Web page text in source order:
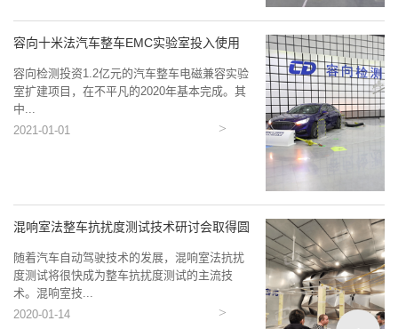
容向十米法汽车整车EMC实验室投入使用
容向检测投资1.2亿元的汽车整车电磁兼容实验
室扩建项目，在不平凡的2020年基本完成。其
中...
2021-01-01
混响室法整车抗扰度测试技术研讨会取得圆
随着汽车自动驾驶技术的发展，混响室法抗扰
度测试将很快成为整车抗扰度测试的主流技
术。混响室技...
2020-01-14